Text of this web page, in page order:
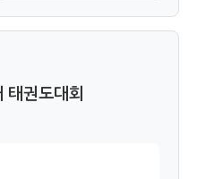
태권도대회